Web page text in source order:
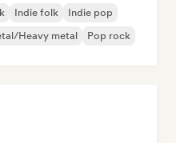
Indie folk
Indie pop
Heavy metal Pop rock